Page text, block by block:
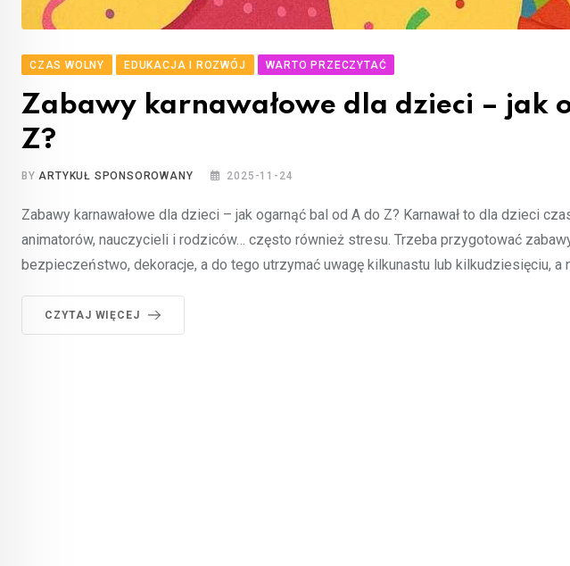
CZAS WOLNY EDUKACJA I ROZWÓJ WARTO PRZECZYTAĆ
Zabawy karnawałowe dla dzieci – jak
Z?
BY ARTYKUŁ SPONSOROWANY 2025-11-24
Zabawy karnawałowe dla dzieci – jak ogarnąć bal od A do Z? Karnawał to dla dzieci
animatorów, nauczycieli i rodziców… często również stresu. Trzeba przygotować
bezpieczeństwo, dekoracje, a do tego utrzymać uwagę kilkunastu lub kilkudziesięciu,
CZYTAJ WIĘCEJ